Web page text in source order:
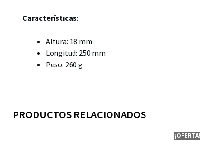
Características:
Altura: 18 mm
Longitud: 250 mm
Peso: 260 g
PRODUCTOS RELACIONADOS
¡OFERTA!